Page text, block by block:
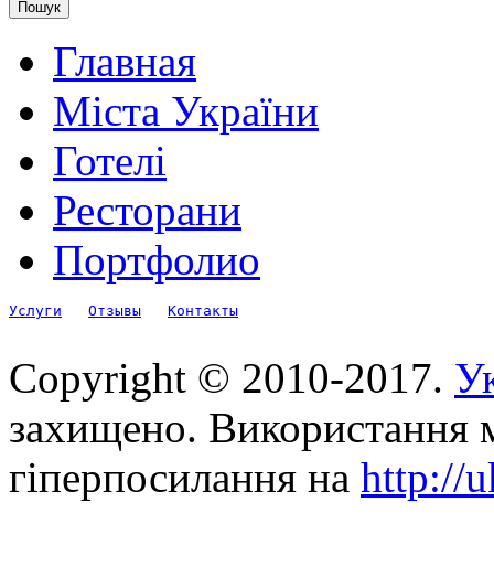
Главная
Міста України
Готелі
Ресторани
Портфолио
Услуги Отзывы Контакты
Copyright © 2010-2017.
захищено. Використання
гіперпосилання на http://